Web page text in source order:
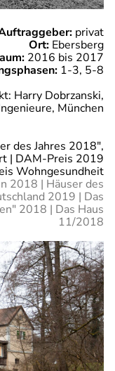
privat
Ort: Ebersberg
2016 bis 2017
1-3, 5-8
Harry Dobrzanski,
München
des Jahres 2018",
| DAM-Preis 2019
Wohngesundheit
2018 | Häuser des
2019 | Das
2018 | Das Haus
11/2018